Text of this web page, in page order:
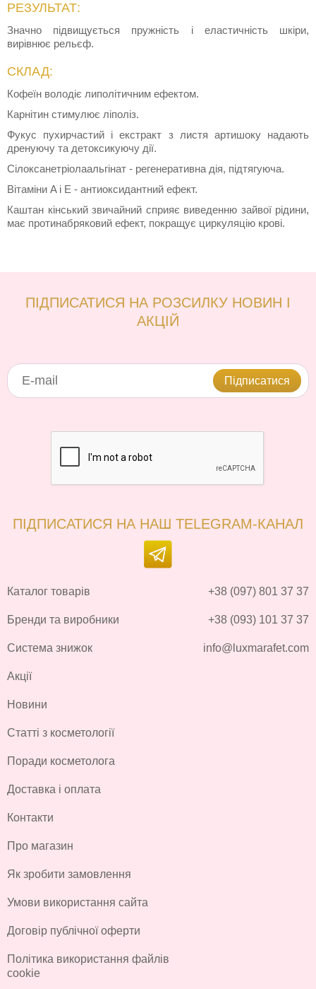
РЕЗУЛЬТАТ:
Значно підвищується пружність і еластичність шкіри,
вирівнює рельєф.
СКЛАД:
Кофеїн володіє липолітичним ефектом.
Карнітин стимулює ліполіз.
Фукус пухирчастий і екстракт з листя артишоку надають
дренуючу та детоксикуючу дії.
Сілоксанетріолаальгінат - регенеративна дія, підтягуюча.
Вітаміни A і Е - антиоксидантний ефект.
Каштан кінський звичайний сприяє виведенню зайвої рідини,
має протинабряковий ефект, покращує циркуляцію крові.
ПІДПИСАТИСЯ НА РОЗСИЛКУ НОВИН І
АКЦІЙ
Підписатися
ПІДПИСАТИСЯ НА НАШ TELEGRAM-КАНАЛ
Каталог товарів
Бренди та виробники
Система знижок
Акції
Новини
Статті з косметології
Поради косметолога
Доставка і оплата
Контакти
Про магазин
Як зробити замовлення
Умови використання сайта
Договір публічної оферти
Політика використання файлів
cookie
+38 (097) 801 37 37
+38 (093) 101 37 37
info@luxmarafet.com